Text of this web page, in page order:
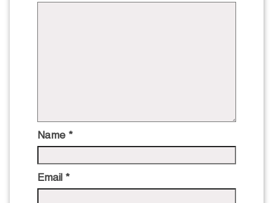
Name *
Email *